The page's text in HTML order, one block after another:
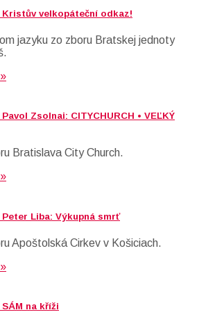
Kristův velkopáteční odkaz!
jazyku zo zboru Bratskej jednoty
Pavol Zsolnai: CITYCHURCH • VEĽKÝ
Bratislava City Church.
Peter Liba: Výkupná smrť
Apoštolská Cirkev v Košiciach.
SÁM na kříži